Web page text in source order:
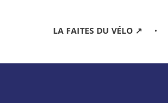
LA FAITES DU VÉLO ↗